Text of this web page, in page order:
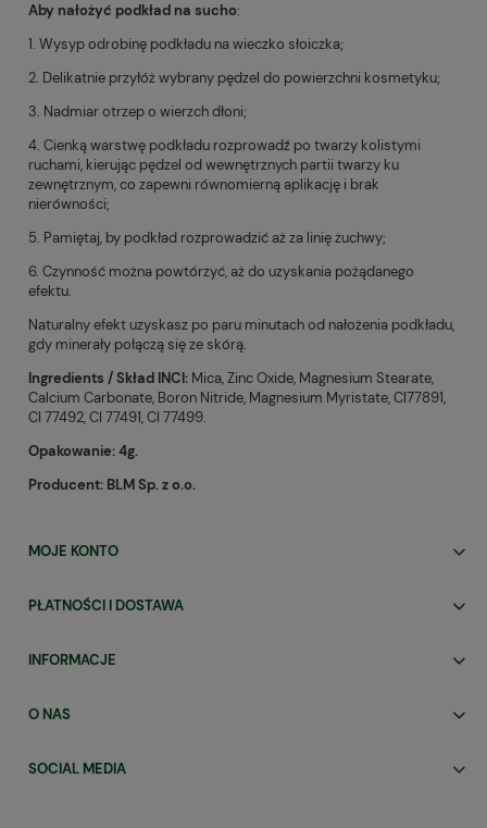
Aby nałożyć podkład na sucho:
1. Wysyp odrobinę podkładu na wieczko słoiczka;
2. Delikatnie przyłóż wybrany pędzel do powierzchni kosmetyku;
3. Nadmiar otrzep o wierzch dłoni;
4. Cienką warstwę podkładu rozprowadź po twarzy kolistymi
ruchami, kierując pędzel od wewnętrznych partii twarzy ku
zewnętrznym, co zapewni równomierną aplikację i brak
nierówności;
5. Pamiętaj, by podkład rozprowadzić aż za linię żuchwy;
6. Czynność można powtórzyć, aż do uzyskania pożądanego
efektu.
Naturalny efekt uzyskasz po paru minutach od nałożenia podkładu,
gdy minerały połączą się ze skórą.
Ingredients / Skład INCI: Mica, Zinc Oxide, Magnesium Stearate,
Calcium Carbonate, Boron Nitride, Magnesium Myristate, CI77891,
CI 77492, CI 77491, CI 77499.
Opakowanie: 4g.
Producent: BLM Sp. z o.o.
MOJE KONTO
PŁATNOŚCI I DOSTAWA
INFORMACJE
O NAS
SOCIAL MEDIA